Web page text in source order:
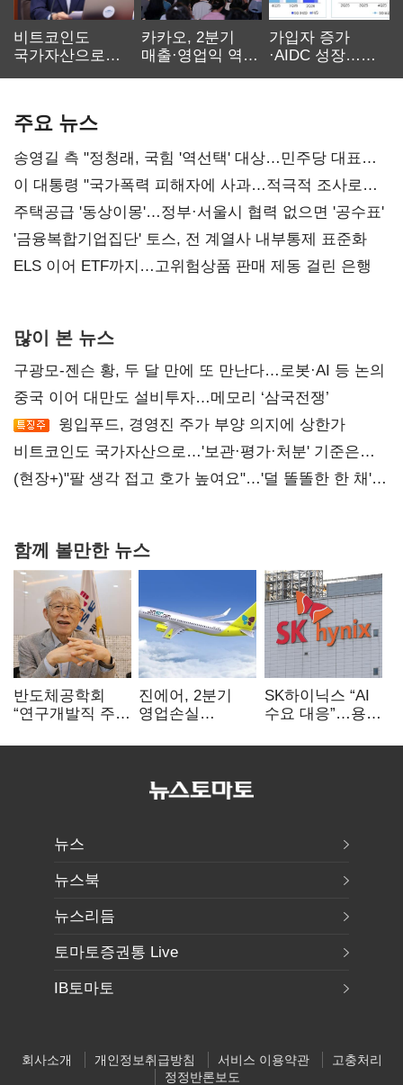
비트코인도
국가자산으로…'
카카오, 2분기
매출·영업익 역대
가입자 증가
·AIDC 성장…
주요 뉴스
송영길 측 "정청래, 국힘 '역선택' 대상…민주당 대표로
총선 지휘 못해"
이 대통령 "국가폭력 피해자에 사과…적극적 조사로
진실 밝혀야"
주택공급 '동상이몽'…정부·서울시 협력 없으면 '공수표'
'금융복합기업집단' 토스, 전 계열사 내부통제 표준화
ELS 이어 ETF까지…고위험상품 판매 제동 걸린 은행
많이 본 뉴스
구광모-젠슨 황, 두 달 만에 또 만난다…로봇·AI 등 논의
중국 이어 대만도 설비투자…메모리 ‘삼국전쟁’
윙입푸드, 경영진 주가 부양 의지에 상한가
비트코인도 국가자산으로…'보관·평가·처분' 기준은
숙제
(현장+)"팔 생각 접고 호가 높여요"…'덜 똘똘한 한 채'
함께 볼만한 뉴스
반도체공학회
“연구개발직 주
개선해야”
진에어, 2분기
영업손실
상승 여파
SK하이닉스 “AI
수요 대응”…용인
투자
뉴스
뉴스북
뉴스리듬
토마토증권통 Live
IB토마토
회사소개 개인정보취급방침 서비스 이용약관
고충처리
정정반론보도